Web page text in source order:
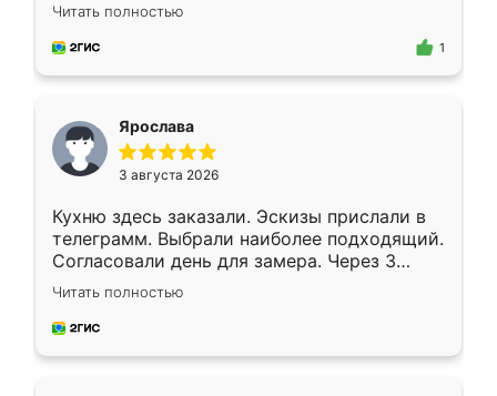
для замера сотрудник Владислав
предложил по моему эскизу самый
Читать полностью
1
Ярослава
3 августа 2026
Кухню здесь заказали. Эскизы прислали в
телеграмм. Выбрали наиболее подходящий.
Согласовали день для замера. Через 3
недели кухня была уже готова. Остались
довольны работой. Спасибо Ренессанс
мебель за качественную работу!
Читать полностью